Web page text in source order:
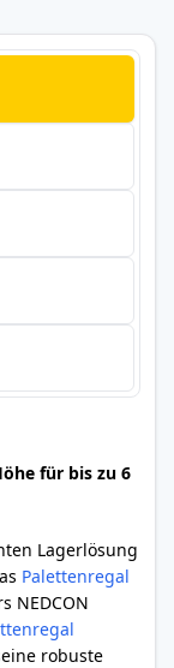
für bis zu 6
Lagerlösung
Palettenregal
NEDCON
robuste